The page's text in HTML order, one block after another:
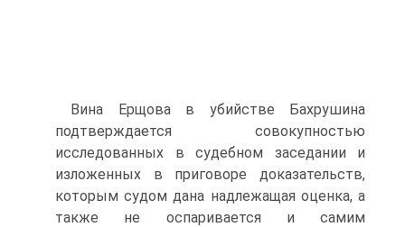
Вина Ерщова в убийстве Бахрушина
подтверждается совокупностью
исследованных в судебном заседании и
изложенных в приговоре доказательств,
которым судом дана надлежащая оценка, а
также не оспаривается и самим